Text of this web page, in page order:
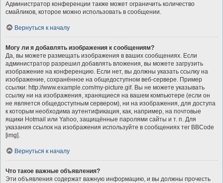
Администратор конференции также может ограничить количество
смайликов, которое можно использовать в сообщении.
Вернуться к началу
Могу ли я добавлять изображения к сообщениям?
Да, вы можете размещать изображения в ваших сообщениях. Если
администратор разрешил добавлять вложения, вы можете загрузить
изображение на конференцию. Если нет, вы должны указать ссылку на
изображение, сохранённое на общедоступном веб-сервере. Пример
ссылки: http://www.example.com/my-picture.gif. Вы не можете указывать
ссылку ни на изображения, хранящиеся на вашем компьютере (если он
не является общедоступным сервером), ни на изображения, для доступа
к которым необходима аутентификация, как, например, на почтовые
ящики Hotmail или Yahoo, защищённые паролями сайты и т. п. Для
указания ссылок на изображения используйте в сообщениях тег BBCode
[img].
Вернуться к началу
Что такое важные объявления?
Эти объявления содержат важную информацию, и вы должны прочесть